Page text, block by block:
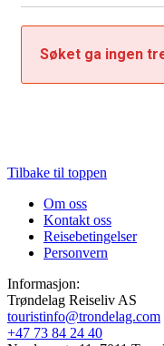
Søket ga ingen
Tilbake til toppen
Om oss
Kontakt oss
Reisebetingelser
Personvern
Informasjon:
Trøndelag Reiseliv AS
touristinfo@trondelag.com
+47 73 84 24 40